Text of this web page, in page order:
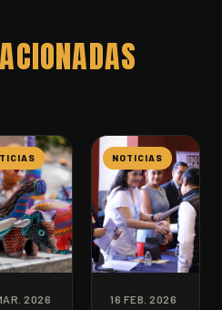
2026
NOTICIAS
16 FEB. 2026